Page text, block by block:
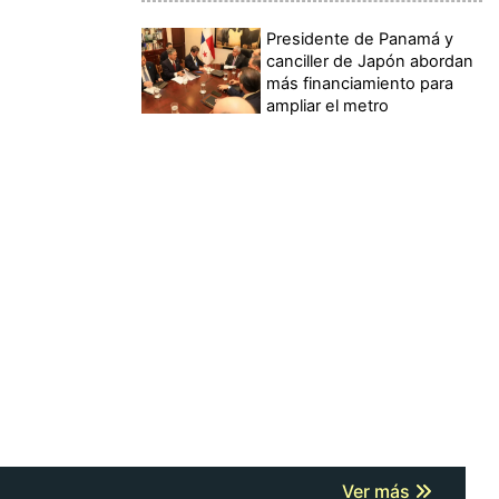
Presidente de Panamá y
canciller de Japón abordan
más financiamiento para
ampliar el metro
Ver más